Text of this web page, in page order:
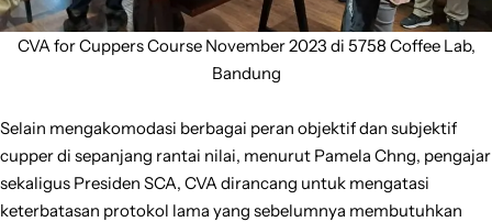
CVA for Cuppers Course November 2023 di 5758 Coffee Lab,
Bandung
Selain mengakomodasi berbagai peran objektif dan subjektif
cupper di sepanjang rantai nilai, menurut Pamela Chng, pengajar
sekaligus Presiden SCA, CVA dirancang untuk mengatasi
keterbatasan protokol lama yang sebelumnya membutuhkan